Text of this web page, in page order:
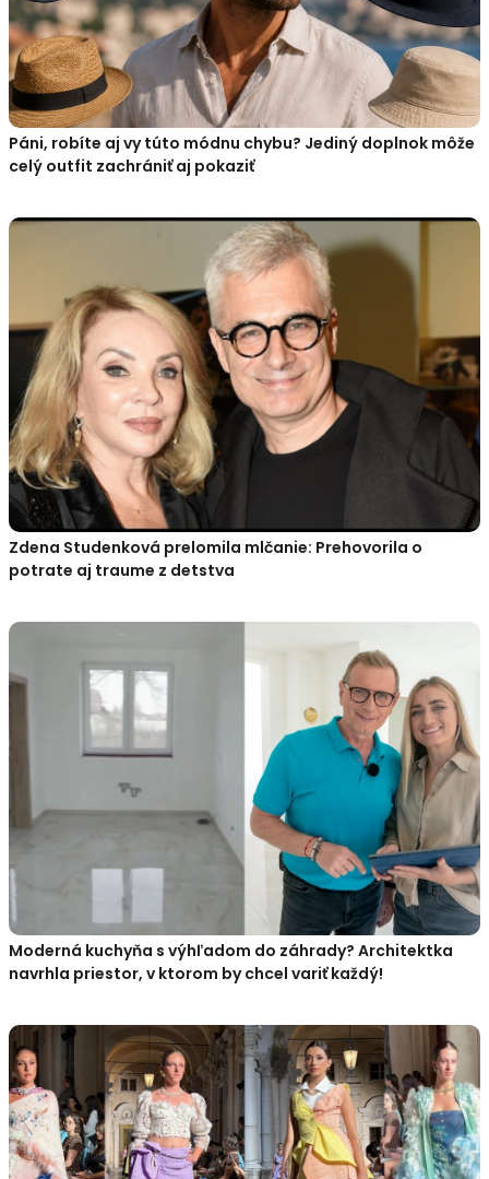
Páni, robíte aj vy túto módnu chybu? Jediný doplnok môže
celý outfit zachrániť aj pokaziť
Zdena Studenková prelomila mlčanie: Prehovorila o
potrate aj traume z detstva
Moderná kuchyňa s výhľadom do záhrady? Architektka
navrhla priestor, v ktorom by chcel variť každý!